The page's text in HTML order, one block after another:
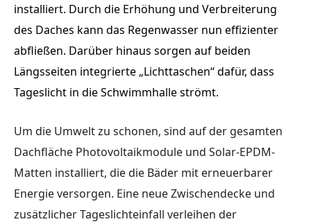
installiert. Durch die Erhöhung und Verbreiterung
des Daches kann das Regenwasser nun effizienter
abfließen. Darüber hinaus sorgen auf beiden
Längsseiten integrierte „Lichttaschen“ dafür, dass
Tageslicht in die Schwimmhalle strömt.
Um die Umwelt zu schonen, sind auf der gesamten
Dachfläche Photovoltaikmodule und Solar-EPDM-
Matten installiert, die die Bäder mit erneuerbarer
Energie versorgen. Eine neue Zwischendecke und
zusätzlicher Tageslichteinfall verleihen der